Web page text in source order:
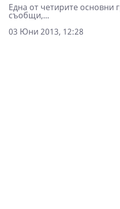
Една от четирите основни
съобщи,...
03 Юни 2013, 12:28